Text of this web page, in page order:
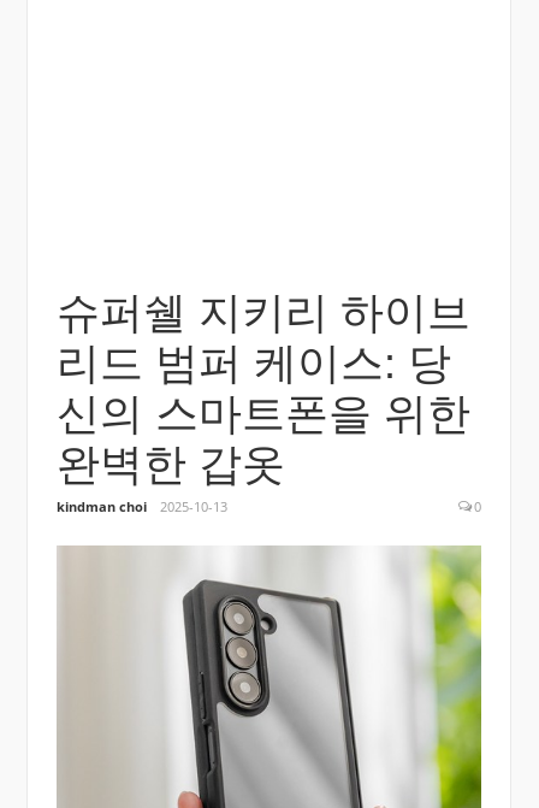
슈퍼쉘 지키리 하이브
리드 범퍼 케이스: 당
신의 스마트폰을 위한
완벽한 갑옷
kindman choi 2025-10-13 0